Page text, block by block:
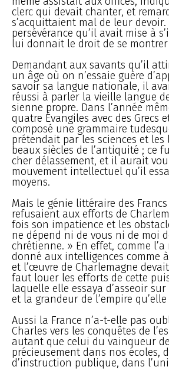
clerc qui devait chanter, et
s’acquittaient mal de leur
persévérance qu’il avait mise à
lui donnait le droit de se montrer
Demandant aux savants qu’il
un âge où on n’essaie guère
savoir sa langue nationale, il
réussi à parler la vieille langue
sienne propre. Dans l’année
quatre Évangiles avec des Grecs
composé une grammaire
prétendait par les sciences et
beaux siècles de l’antiquité ; ce
cher délassement, et il aurait
mouvement intellectuel qu’il
moyens.
Mais le génie littéraire des
refusaient aux efforts de
fois son impatience et les
ne dépend ni de vous ni de moi
chrétienne. » En effet, comme
donné aux intelligences comme
et l’œuvre de Charlemagne
faut louer les efforts de cette
laquelle elle essaya d’asseoir
et la grandeur de l’empire
Aussi la France n’a-t-elle pas
Charles vers les conquêtes de
autant que celui du vainqueur
précieusement dans nos écoles,
d’instruction publique, dans